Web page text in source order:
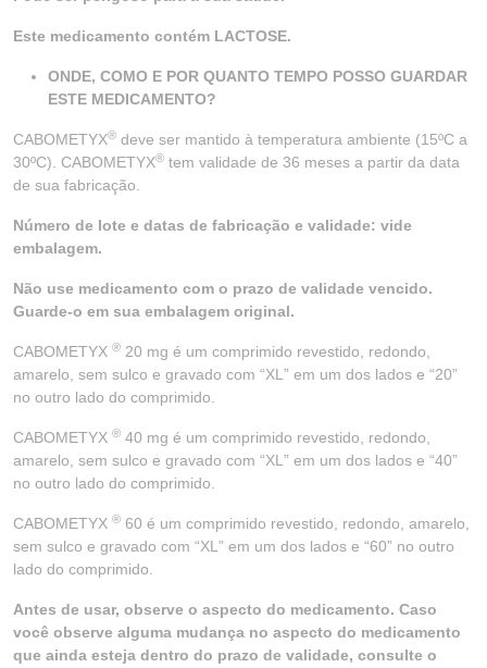
Este medicamento contém LACTOSE.
ONDE, COMO E POR QUANTO TEMPO POSSO GUARDAR
ESTE MEDICAMENTO?
CABOMETYX® deve ser mantido à temperatura ambiente (15ºC a
30ºC). CABOMETYX® tem validade de 36 meses a partir da data
de sua fabricação.
Número de lote e datas de fabricação e validade: vide
embalagem.
Não use medicamento com o prazo de validade vencido.
Guarde-o em sua embalagem original.
CABOMETYX ® 20 mg é um comprimido revestido, redondo,
amarelo, sem sulco e gravado com “XL” em um dos lados e “20”
no outro lado do comprimido.
CABOMETYX ® 40 mg é um comprimido revestido, redondo,
amarelo, sem sulco e gravado com “XL” em um dos lados e “40”
no outro lado do comprimido.
CABOMETYX ® 60 é um comprimido revestido, redondo, amarelo,
sem sulco e gravado com “XL” em um dos lados e “60” no outro
lado do comprimido.
Antes de usar, observe o aspecto do medicamento. Caso
você observe alguma mudança no aspecto do medicamento
que ainda esteja dentro do prazo de validade, consulte o